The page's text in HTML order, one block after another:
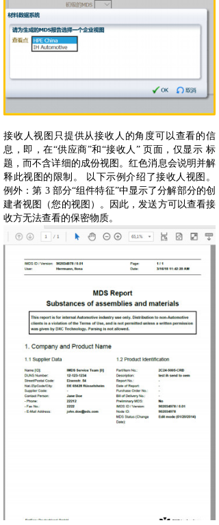
接收人视图只提供从接收人的角度可以查看的信
息，即，在“供应商”和“接收人” 页面，仅显示 标
题，而不含详细的成份视图。红色消息会说明并解
释此视图的限制。 以下示例介绍了接收人视图。
例外：第 3 部分“组件特征”中显示了分解部分的创
建者视图（您的视图）。因此，发送方可以查看接
收方无法查看的保密物质。